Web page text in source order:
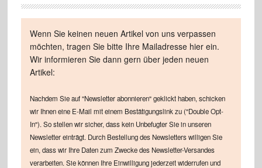
Wenn Sie keinen neuen Artikel von uns verpassen
möchten, tragen Sie bitte Ihre Mailadresse hier ein.
Wir informieren Sie dann gern über jeden neuen
Artikel:
Nachdem Sie auf "Newsletter abonnieren" geklickt haben, schicken
wir Ihnen eine E-Mail mit einem Bestätigungslink zu ("Double Opt-
In"). So stellen wir sicher, dass kein Unbefugter Sie in unseren
Newsletter einträgt. Durch Bestellung des Newsletters willigen Sie
ein, dass wir Ihre Daten zum Zwecke des Newsletter-Versandes
verarbeiten. Sie können Ihre Einwilligung jederzeit widerrufen und